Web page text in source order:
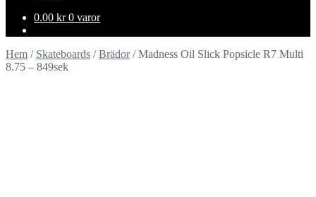
0.00 kr 0 varor
Hem / Skateboards /Brädor/Madness Oil Slick Popsicle R7 Multi
8.75 – 849sek